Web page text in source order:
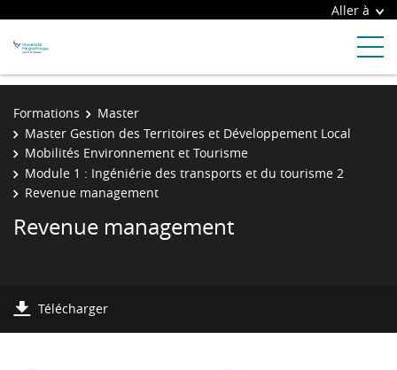
Aller à
Formations
Master
Master Gestion des Territoires et Développement Local
Mobilités Environnement et Tourisme
Module 1 : Ingéniérie des transports et du tourisme 2
Revenue management
Revenue management
Télécharger